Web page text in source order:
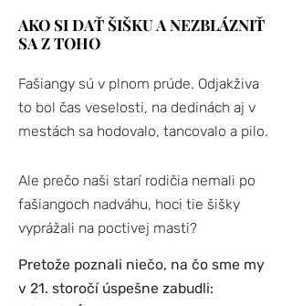
AKO SI DAŤ ŠIŠKU A NEZBLÁZNIŤ
SA Z TOHO
Fašiangy sú v plnom prúde. Odjakživa
to bol čas veselosti, na dedinách aj v
mestách sa hodovalo, tancovalo a pilo.
Ale prečo naši starí rodičia nemali po
fašiangoch nadváhu, hoci tie šišky
vyprážali na poctivej masti?
Pretože poznali niečo, na čo sme my
v 21. storočí úspešne zabudli: